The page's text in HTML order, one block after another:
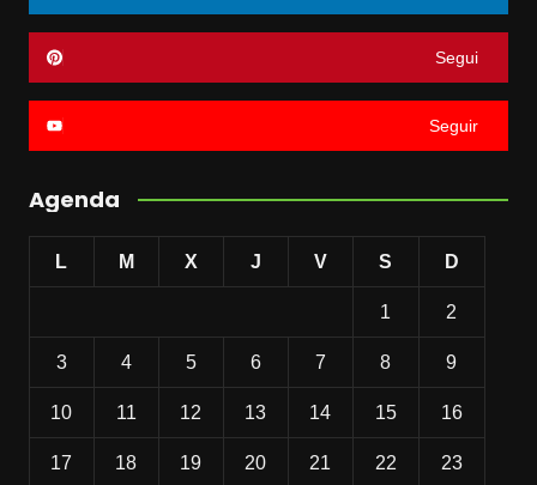
Segui
Seguir
Agenda
L M X J V S D
1 2
3 4 5 6 7 8 9
10 11 12 13 14 15 16
17 18 19 20 21 22 23